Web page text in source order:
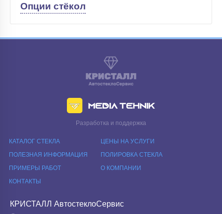
Опции стёкол
Разработка и поддержка
КАТАЛОГ СТЕКЛА
ЦЕНЫ НА УСЛУГИ
ПОЛЕЗНАЯ ИНФОРМАЦИЯ
ПОЛИРОВКА СТЕКЛА
ПРИМЕРЫ РАБОТ
О КОМПАНИИ
КОНТАКТЫ
КРИСТАЛЛ АвтостеклоСервис